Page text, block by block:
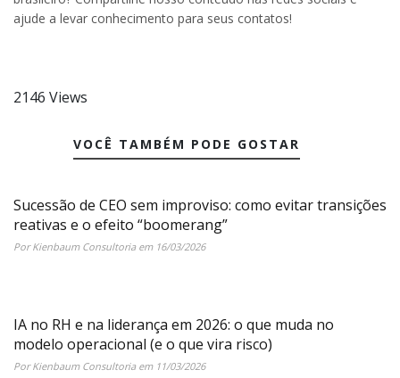
ajude a levar conhecimento para seus contatos!
2146 Views
VOCÊ TAMBÉM PODE GOSTAR
Sucessão de CEO sem improviso: como evitar transições
reativas e o efeito “boomerang”
Por Kienbaum Consultoria em 16/03/2026
IA no RH e na liderança em 2026: o que muda no
modelo operacional (e o que vira risco)
Por Kienbaum Consultoria em 11/03/2026